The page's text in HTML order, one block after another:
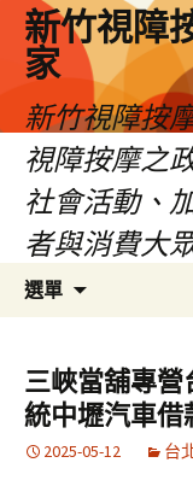
新竹視障
家
新竹視障按
視障按摩之
社會活動、
者與消費大
選單
容
區
三峽當舖專
統中壢汽車借
2025-05-12 台